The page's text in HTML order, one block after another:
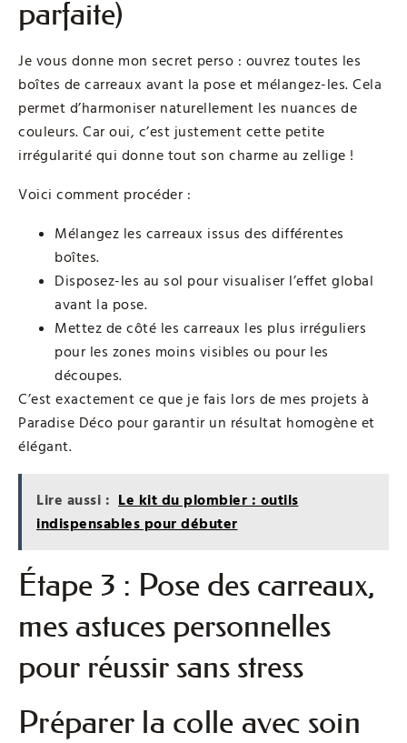
parfaite)
Je vous donne mon secret perso : ouvrez toutes les
boîtes de carreaux avant la pose et mélangez-les. Cela
permet d’harmoniser naturellement les nuances de
couleurs. Car oui, c’est justement cette petite
irrégularité qui donne tout son charme au zellige !
Voici comment procéder :
Mélangez les carreaux issus des différentes
boîtes.
Disposez-les au sol pour visualiser l’effet global
avant la pose.
Mettez de côté les carreaux les plus irréguliers
pour les zones moins visibles ou pour les
découpes.
C’est exactement ce que je fais lors de mes projets à
Paradise Déco pour garantir un résultat homogène et
élégant.
Lire aussi : Le kit du plombier : outils
indispensables pour débuter
Étape 3 : Pose des carreaux,
mes astuces personnelles
pour réussir sans stress
Préparer la colle avec soin